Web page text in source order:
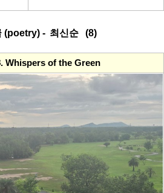
(poetry) - 최신순 (8)
Whispers of the Green